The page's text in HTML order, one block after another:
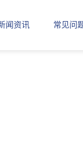
闻资讯 常见问